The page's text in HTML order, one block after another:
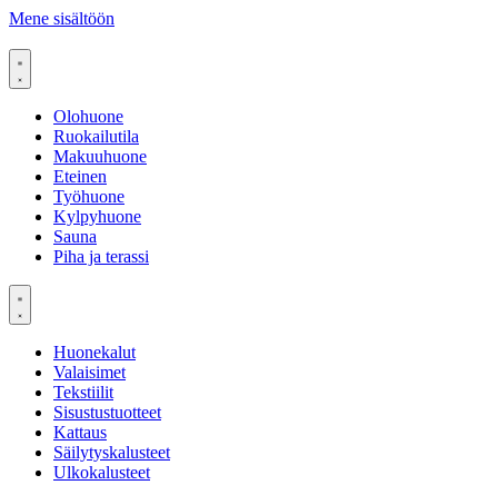
Mene sisältöön
Olohuone
Ruokailutila
Makuuhuone
Eteinen
Työhuone
Kylpyhuone
Sauna
Piha ja terassi
Huonekalut
Valaisimet
Tekstiilit
Sisustustuotteet
Kattaus
Säilytyskalusteet
Ulkokalusteet